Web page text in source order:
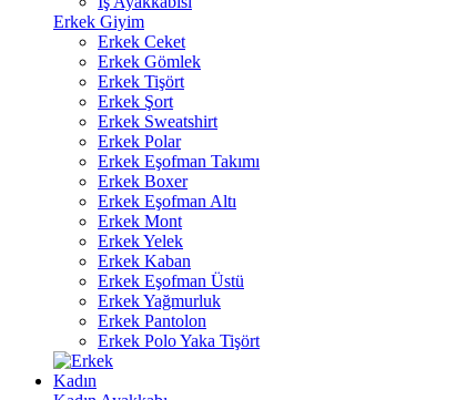
Erkek Giyim
Erkek Ceket
Erkek Gömlek
Erkek Tişört
Erkek Şort
Erkek Sweatshirt
Erkek Polar
Erkek Eşofman Takımı
Erkek Boxer
Erkek Eşofman Altı
Erkek Mont
Erkek Yelek
Erkek Kaban
Erkek Eşofman Üstü
Erkek Yağmurluk
Erkek Pantolon
Erkek Polo Yaka Tişört
Kadın